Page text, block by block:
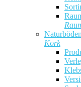
Naturböden
Kork